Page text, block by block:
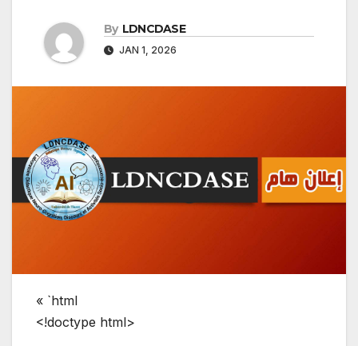
By LDNCDASE
JAN 1, 2026
« `html
<!doctype html>